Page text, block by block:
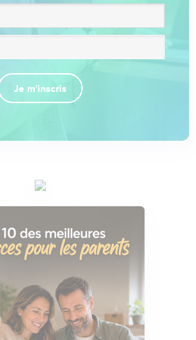
Je m'inscris